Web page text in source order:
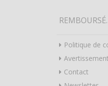
Politique de
Avertissement
Contact